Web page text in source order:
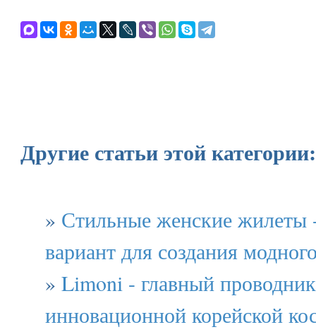
Другие статьи этой категории:
» Стильные женские жилеты
вариант для создания
» Limoni - главный
инновационной корейской